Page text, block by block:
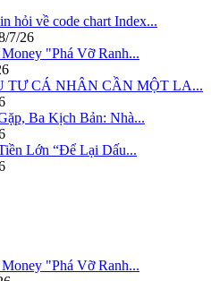
hỏi về code chart Index...
7/26
"Phá Vỡ Ranh...
TƯ CÁ NHÂN CẦN MỘT LA...
Ba Kịch Bản: Nhà...
Lớn “Để Lại Dấu...
"Phá Vỡ Ranh...